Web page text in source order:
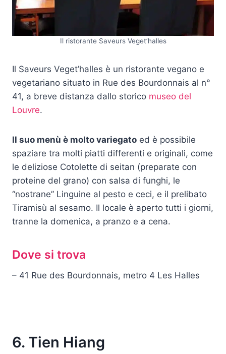
Il ristorante Saveurs Veget’halles
Il Saveurs Veget’halles è un ristorante vegano e
vegetariano situato in Rue des Bourdonnais al n°
41, a breve distanza dallo storico museo del
Louvre.
Il suo menù è molto variegato ed è possibile
spaziare tra molti piatti differenti e originali, come
le deliziose Cotolette di seitan (preparate con
proteine ​​del grano) con salsa di funghi, le
“nostrane” Linguine al pesto e ceci, e il prelibato
Tiramisù al sesamo. Il locale è aperto tutti i giorni,
tranne la domenica, a pranzo e a cena.
Dove si trova
– 41 Rue des Bourdonnais, metro 4 Les Halles
6. Tien Hiang